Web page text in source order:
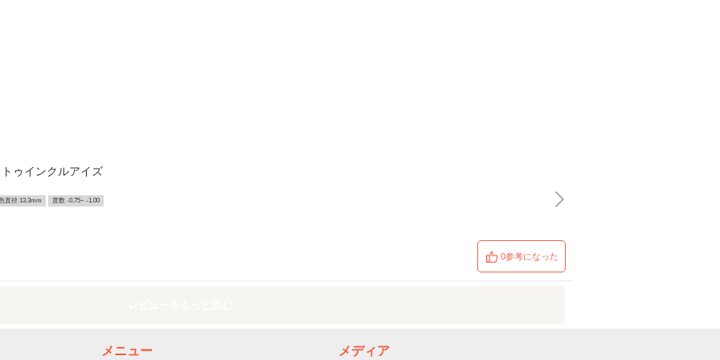
ゥインクルアイズ
直径 13.3mm 度数 -0.75~ -1.00
0参考になった
メニュー メディア